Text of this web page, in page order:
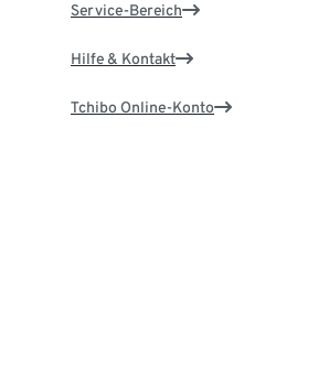
Service-Bereich
Hilfe & Kontakt
Tchibo Online-Konto